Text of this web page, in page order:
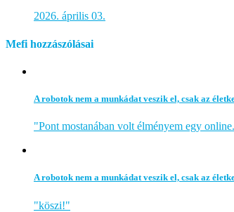
2026. április 03.
Mefi hozzászólásai
A robotok nem a munkádat veszik el, csak az
"Pont mostanában volt élményem egy
A robotok nem a munkádat veszik el, csak az
"köszi!"